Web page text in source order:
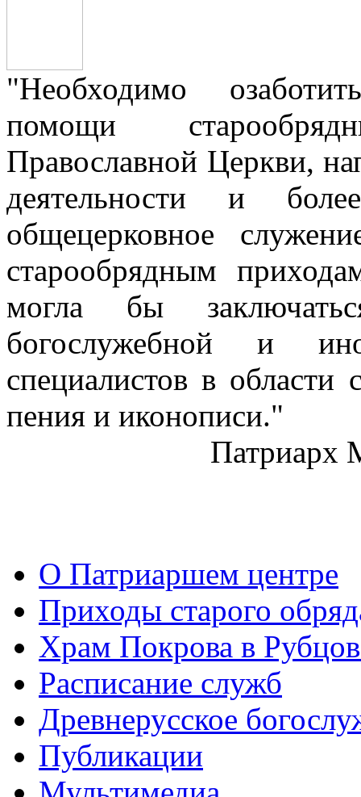
"Необходимо
помощи
Православной Церкви,
деятельности и
общецерковное
старообрядным
могла бы
богослужебной и
специалистов в области
пения и иконописи."
Патриарх
О Патриаршем центре
Приходы старого
Храм Покрова в
Расписание служб
Древнерусское
Публикации